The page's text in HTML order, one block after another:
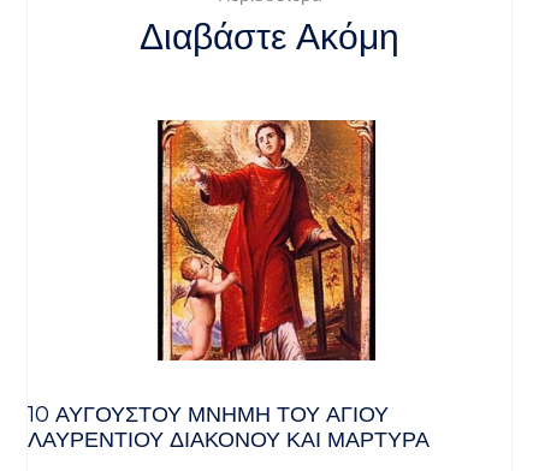
Διαβάστε Ακόμη
10 ΑΥΓΟΥΣΤΟΥ ΜΝΗΜΗ ΤΟΥ ΑΓΙΟΥ
ΛΑΥΡΕΝΤΙΟΥ ΔΙΑΚΟΝΟΥ ΚΑΙ ΜΑΡΤΥΡΑ